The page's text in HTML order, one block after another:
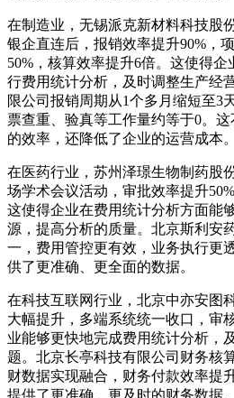
在制造业，无锡派克新材料科技股
银企直连后，报销效率提升90%，
50%，核算效率提升6倍。这使得
行费用统计分析，及时调整生产经
限公司报销周期从1个多月缩短至3
票查重、验真等工作量约等于0。
的效率，还降低了企业的运营成本。
在医药行业，苏州泽璟生物制药股
场学术会议活动，审批效率提升
这使得企业在费用统计分析方面能
源，提高分析的质量。北京斯利安
一，费用管控更有效，业务执行更
供了更准确、更全面的数据。
在科技互联网行业，北京中亦安图
大幅提升，多端系统统一收口，审
业能够更快地完成费用统计分析，
题。北京长亭科技有限公司财务核
财数据实现融合，财务付款效率提
提供了更准确、更及时的财务数据。